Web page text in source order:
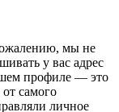
мы не
у вас адрес
профиле — это
самого
личное